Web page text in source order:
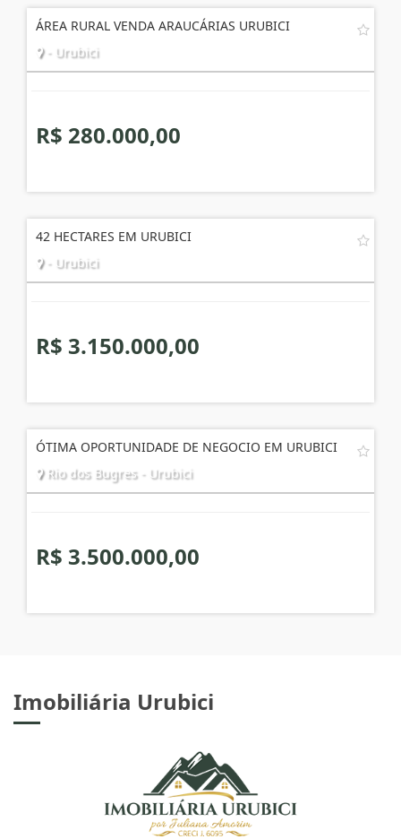
ÁREA RURAL VENDA ARAUCÁRIAS URUBICI
- Urubici
R$ 280.000,00
42 HECTARES EM URUBICI
- Urubici
R$ 3.150.000,00
ÓTIMA OPORTUNIDADE DE NEGOCIO EM URUBICI
Rio dos Bugres - Urubici
R$ 3.500.000,00
Imobiliária Urubici